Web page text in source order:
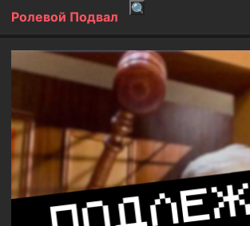
Ролевой Подвал